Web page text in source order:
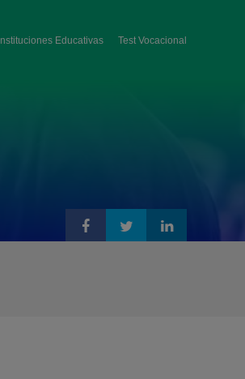
Instituciones Educativas Test Vocacional